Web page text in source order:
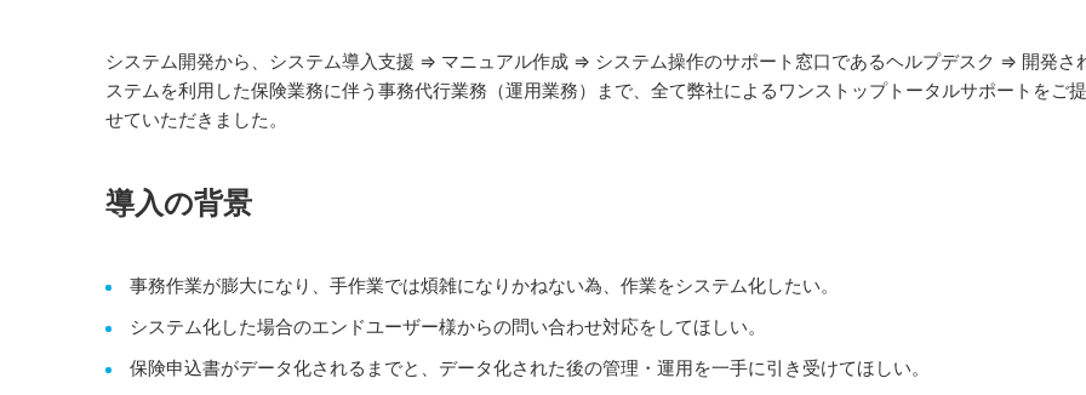
システム開発から、システム導入支援 ⇒ マニュアル作成 ⇒ システム操作のサポート窓口であるヘルプデスク ⇒ 開発さ
ステムを利用した保険業務に伴う事務代行業務（運用業務）まで、全て弊社によるワンストップトータルサポートをご
せていただきました。
導入の背景
事務作業が膨大になり、手作業では煩雑になりかねない為、作業をシステム化したい。
システム化した場合のエンドユーザー様からの問い合わせ対応をしてほしい。
保険申込書がデータ化されるまでと、データ化された後の管理・運用を一手に引き受けてほしい。